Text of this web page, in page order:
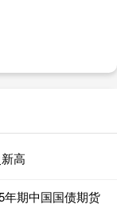
高
年期中国国债期货